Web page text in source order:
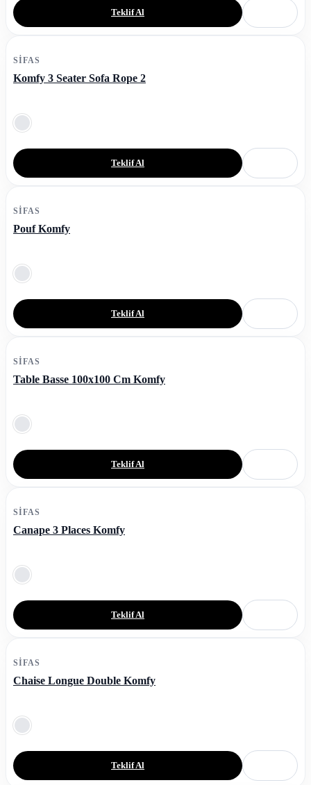
Teklif Al
SIFAS
Komfy 3 Seater Sofa Rope 2
Teklif Al
SIFAS
Pouf Komfy
Teklif Al
SIFAS
Table Basse 100x100 Cm Komfy
Teklif Al
SIFAS
Canape 3 Places Komfy
Teklif Al
SIFAS
Chaise Longue Double Komfy
Teklif Al